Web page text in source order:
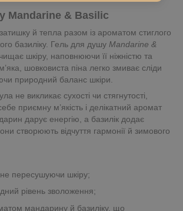
Mandarine & Basilic
й тепла разом із ароматом стиглого
базиліку. Гель для душу Mandarine &
шкіру, наповнюючи її ніжністю та
шовковиста піна легко змиває сліди
природний баланс шкіри.
не викликає сухості чи стягнутості,
приємну м’якість і делікатний аромат
дарує енергію, а базилік додає
створюють відчуття гармонії й зимового
пересушуючи шкіру;
рівень зволоження;
мандарину й базиліку, що